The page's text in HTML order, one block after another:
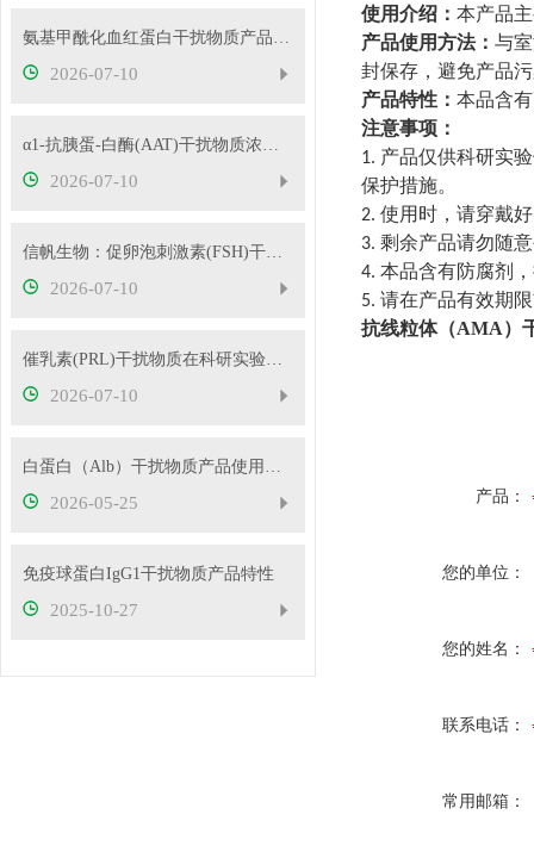
氨基甲酰化血红蛋白干扰物质产品使用方法
2026-07-10
α1-抗胰蛋-白酶(AAT)干扰物质浓度可根据客户要求定制
2026-07-10
信帆生物：促卵泡刺激素(FSH)干扰物质使用方法
2026-07-10
催乳素(PRL)干扰物质在科研实验中的应用——南京信帆技术有限公司产品概述
2026-07-10
白蛋白（Alb）干扰物质产品使用方法
2026-05-25
免疫球蛋白IgG1干扰物质产品特性
2025-10-27
使用介绍： 本产品
产品使用方法： 与
封保存，避免产品
产品特性： 本品含
注意事项：
1. 产品仅供科研实
保护措施。
2. 使用时，请穿戴
3. 剩余产品请勿随
4. 本品含有防腐剂
5. 请在产品有效期
抗线粒体（AMA）
产品：
您的单位：
您的姓名：
联系电话：
常用邮箱：